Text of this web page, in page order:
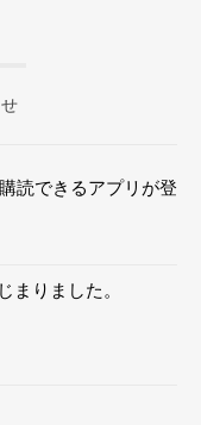
読できるアプリが登
まりました。